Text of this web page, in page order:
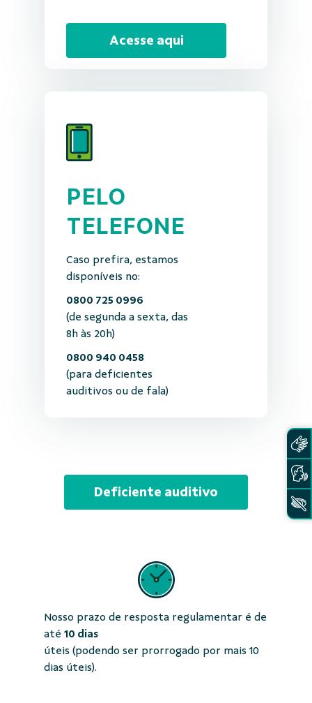
Acesse aqui
PELO
TELEFONE
Caso prefira, estamos
disponíveis no:
0800 725 0996
(de segunda a sexta, das
8h às 20h)
0800 940 0458
(para deficientes
auditivos ou de fala)
Deficiente auditivo
Nosso prazo de resposta regulamentar é de
até 10 dias
úteis (podendo ser prorrogado por mais 10
dias úteis).